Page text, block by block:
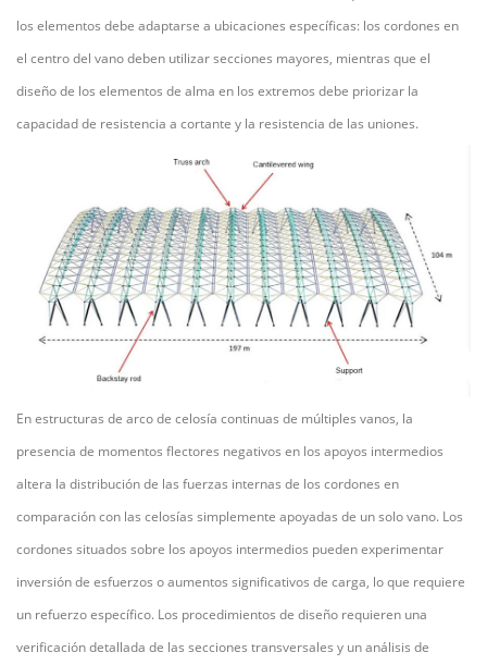
los elementos debe adaptarse a ubicaciones específicas: los cordones en
el centro del vano deben utilizar secciones mayores, mientras que el
diseño de los elementos de alma en los extremos debe priorizar la
capacidad de resistencia a cortante y la resistencia de las uniones.
En estructuras de arco de celosía continuas de múltiples vanos, la
presencia de momentos flectores negativos en los apoyos intermedios
altera la distribución de las fuerzas internas de los cordones en
comparación con las celosías simplemente apoyadas de un solo vano. Los
cordones situados sobre los apoyos intermedios pueden experimentar
inversión de esfuerzos o aumentos significativos de carga, lo que requiere
un refuerzo específico. Los procedimientos de diseño requieren una
verificación detallada de las secciones transversales y un análisis de